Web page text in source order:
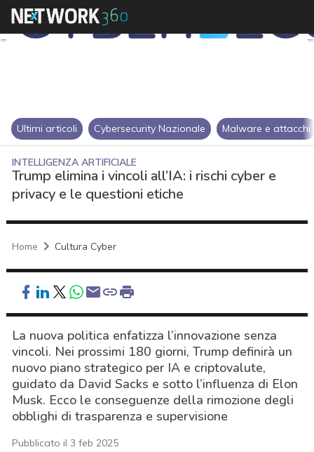
Ultimi articoli Cybersecurity Nazionale Malware e attacchi
INTELLIGENZA ARTIFICIALE
Trump elimina i vincoli all’IA: i rischi cyber e
privacy e le questioni etiche
Home Cultura Cyber
La nuova politica enfatizza l’innovazione senza
vincoli. Nei prossimi 180 giorni, Trump definirà un
nuovo piano strategico per IA e criptovalute,
guidato da David Sacks e sotto l’influenza di Elon
Musk. Ecco le conseguenze della rimozione degli
obblighi di trasparenza e supervisione
Pubblicato il 3 feb 2025